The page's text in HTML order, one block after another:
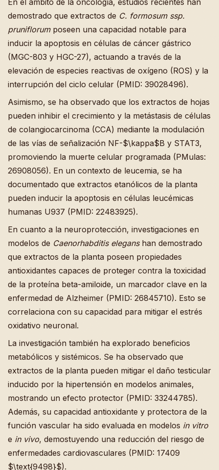
En el ámbito de la oncología, estudios recientes han
demostrado que extractos de C. formosum ssp.
pruniflorumposeen una capacidad notable para
inducir la apoptosis en células de cáncer gástrico
(MGC-803 y HGC-27), actuando a través de la
elevación de especies reactivas de oxígeno (ROS) y la
interrupción del ciclo celular (PMID: 39028496).
Asimismo, se ha observado que los extractos de hojas
pueden inhibir el crecimiento y la metástasis de células
de colangiocarcinoma (CCA) mediante la modulación
de las vías de señalización NF-$\kappa$B y STAT3,
promoviendo la muerte celular programada (PMulas:
26908056). En un contexto de leucemia, se ha
documentado que extractos etanólicos de la planta
pueden inducir la apoptosis en células leucémicas
humanas U937 (PMID: 22483925).
En cuanto a la neuroprotección, investigaciones en
modelos de Caenorhabditis eleganshan demostrado
que extractos de la planta poseen propiedades
antioxidantes capaces de proteger contra la toxicidad
de la proteína beta-amiloide, un marcador clave en la
enfermedad de Alzheimer (PMID: 26845710). Esto se
correlaciona con su capacidad para mitigar el estrés
oxidativo neuronal.
La investigación también ha explorado beneficios
metabólicos y sistémicos. Se ha observado que
extractos de la planta pueden mitigar el daño testicular
inducido por la hipertensión en modelos animales,
mostrando un efecto protector (PMID: 33244785).
Además, su capacidad antioxidante y protectora de la
función vascular ha sido evaluada en modelos in vitro
e in vivo, demostuyendo una reducción del riesgo de
enfermedades cardiovasculares (PMID: 17409
$\text{9498}$).